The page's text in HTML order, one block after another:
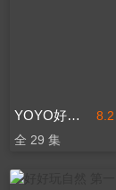
8.2
YOYO好好玩 第二季
全 29 集